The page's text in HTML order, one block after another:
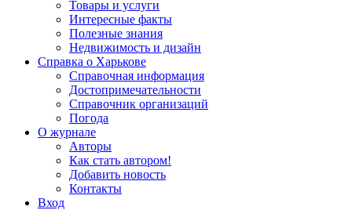
Товары и услуги
Интересные факты
Полезные знания
Недвижимость и дизайн
Справка о Харькове
Справочная информация
Достопримечательности
Справочник организаций
Погода
О журнале
Авторы
Как стать автором!
Добавить новость
Контакты
Вход